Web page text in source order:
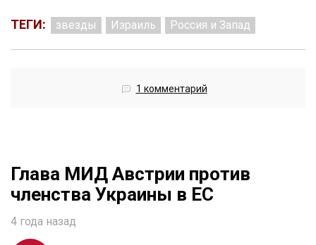
ТЕГИ: звезды Израиль Россия и Запад
1 комментарий
Глава МИД Австрии против
членства Украины в ЕС
4 года назад